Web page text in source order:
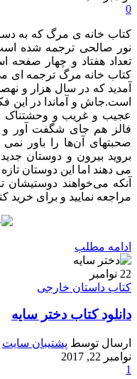
0
کتاب خانه ی مرگ که به
نور صالحی ترجمه شده
تعداد هفتاد و چهار
کتاب خانه مرگ ترجمه ای
آمدید که در سال هزار و
است.جاش و آماندا در این
عجیب و غریب و وحشتناک
فالز هم جای شگفت آور و
صحبتهای آن‌ها را باور
بروید بیرون و دوستان
می دهند اما این دوستان
آنکه می‌خواهند دوستیشان
مراجعه نمایید و برای
ادامه مطلب
22 نوامبر
کتاب داستان خارجی
دانلود کتاب دختر سایه
ارسال توسط پشتیبان سایت
نوامبر 22, 2017
1